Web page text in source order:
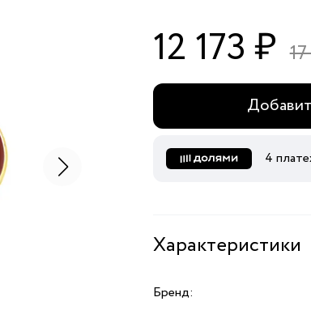
12 173 ₽
4
Характеристики
Бренд: